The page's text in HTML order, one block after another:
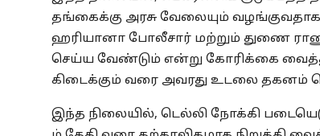
தங்கைக்கு அரசு வேலையும்
ஹரியானா போலீசார் மற்றும் துணை
செய்ய வேண்டும் என்று கோரிக்கை
கிடைக்கும் வரை அவரது உடலை தகனம்
இந்த நிலையில், டெல்லி நோக்கி